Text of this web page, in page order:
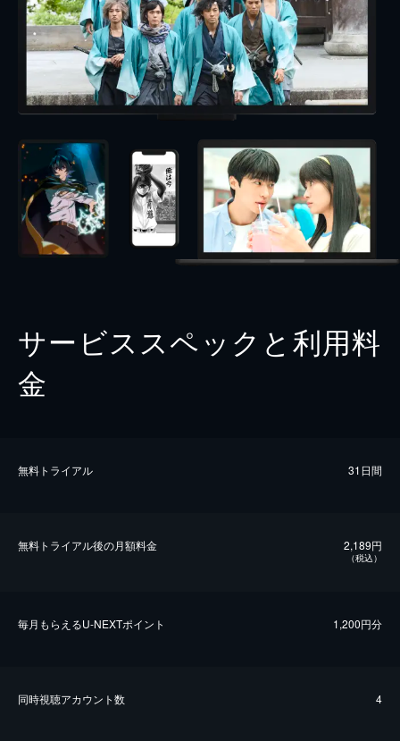
サービススペックと利用料
金
無料トライアル 31日間
無料トライアル後の⽉額料金 2,189円
（税込）
毎⽉もらえるU-NEXTポイント 1,200円分
同時視聴アカウント数 4